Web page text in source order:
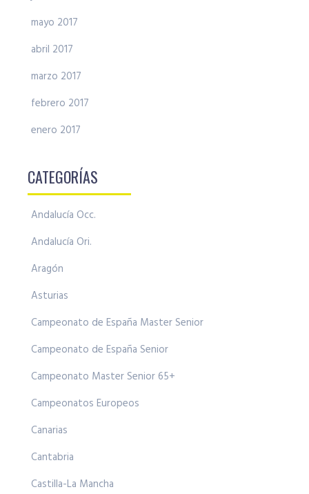
mayo 2017
abril 2017
marzo 2017
febrero 2017
enero 2017
CATEGORÍAS
Andalucía Occ.
Andalucía Ori.
Aragón
Asturias
Campeonato de España Master Senior
Campeonato de España Senior
Campeonato Master Senior 65+
Campeonatos Europeos
Canarias
Cantabria
Castilla-La Mancha